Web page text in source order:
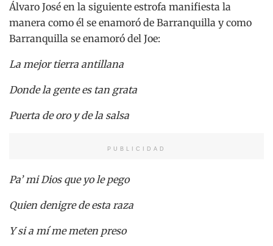
Álvaro José en la siguiente estrofa manifiesta la
manera como él se enamoró de Barranquilla y como
Barranquilla se enamoró del Joe:
La mejor tierra antillana
Donde la gente es tan grata
Puerta de oro y de la salsa
PUBLICIDAD
Pa’ mi Dios que yo le pego
Quien denigre de esta raza
Y si a mí me meten preso